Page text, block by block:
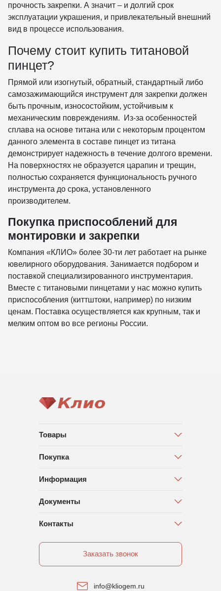
прочность закрепки. А значит – и долгий срок
эксплуатации украшения, и привлекательный внешний
вид в процессе использования.
Почему стоит купить титановой
пинцет?
Прямой или изогнутый, обратный, стандартный либо
самозажимающийся инструмент для закрепки должен
быть прочным, износостойким, устойчивым к
механическим повреждениям. Из-за особенностей
сплава на основе титана или с некоторым процентом
данного элемента в составе пинцет из титана
демонстрирует надежность в течение долгого времени.
На поверхностях не образуется царапин и трещин,
полностью сохраняется функциональность ручного
инструмента до срока, установленного
производителем.
Покупка приспособлений для
монтировки и закрепки
Компания «КЛИО» более 30-ти лет работает на рынке
ювелирного оборудования. Занимается подбором и
поставкой специализированного инструментария.
Вместе с титановыми пинцетами у нас можно купить
приспособления (киттштоки, например) по низким
ценам. Поставка осуществляется как крупным, так и
мелким оптом во все регионы России.
Товары
Покупка
Информация
Документы
Контакты
Заказать звонок
info@kliogem.ru